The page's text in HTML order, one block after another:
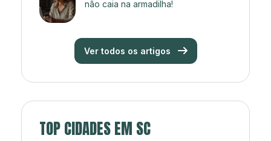
não caia na armadilha!
Ver todos os artigos
TOP CIDADES EM SC